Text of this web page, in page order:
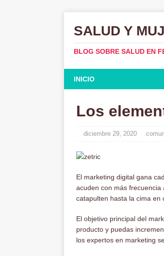
SALUD Y
BLOG SOBRE SALUD EN
INICIO
Los
diciembre 29, 2020
El marketing digital gana
acuden con más
catapulten hasta la cima en
El objetivo principal del
producto y puedas
los expertos en marketing